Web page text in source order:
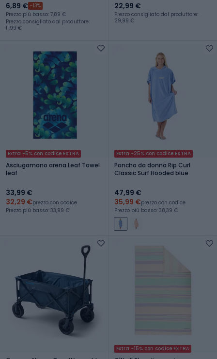
6,89 € -13%
Prezzo più basso: 7,89 €
Prezzo consigliato dal produttore:
11,99 €
22,99 €
Prezzo consigliato dal produttore:
29,99 €
Extra -5% con codice EXTRA
Asciugamano arena Leaf Towel
leaf
33,99 €
32,29 €prezzo con codice
Prezzo più basso: 33,99 €
Extra -25% con codice EXTRA
Poncho da donna Rip Curl
Classic Surf Hooded blue
47,99 €
35,99 €prezzo con codice
Prezzo più basso: 38,39 €
Extra -15% con codice EXTRA